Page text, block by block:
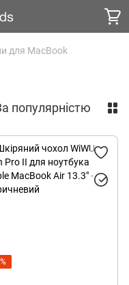
для MacBook
популярністю